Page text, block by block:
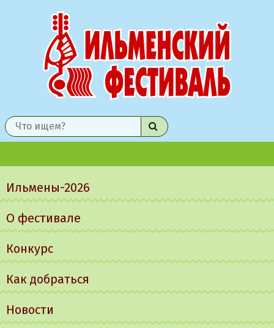
Найти
меню
Ильмены-2026
О фестивале
Конкурс
Как добраться
Новости